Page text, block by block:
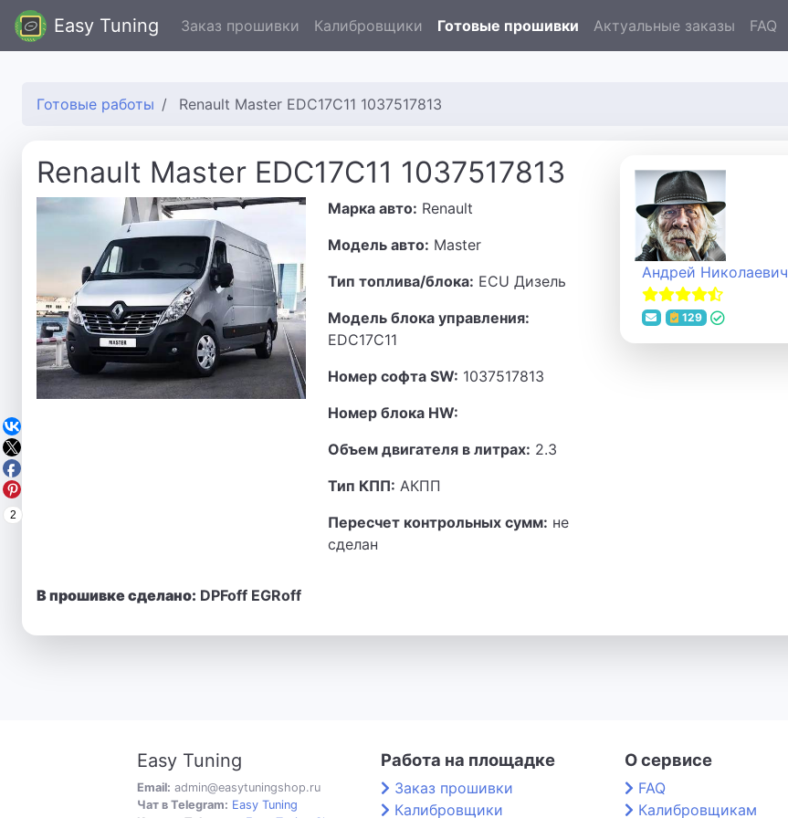
Easy Tuning Заказ прошивки Калибровщики Готовые прошивки Актуальные заказы FAQ
Готовые работы Renault Master EDC17C11 1037517813
Renault Master EDC17C11 1037517813
Марка авто: Renault
Модель авто: Master
Тип топлива/блока: ECU Дизель
Модель блока управления:
EDC17C11
Номер софта SW: 1037517813
Номер блока HW:
Объем двигателя в литрах: 2.3
Тип КПП: АКПП
Пересчет контрольных сумм: не
сделан
Андрей Николаевич
129
В прошивке сделано: DPFoff EGRoff
2
Easy Tuning
Email: admin@easytuningshop.ru
Чат в Telegram: Easy Tuning
Работа на площадке
Заказ прошивки
Калибровщики
О сервисе
FAQ
Калибровщикам